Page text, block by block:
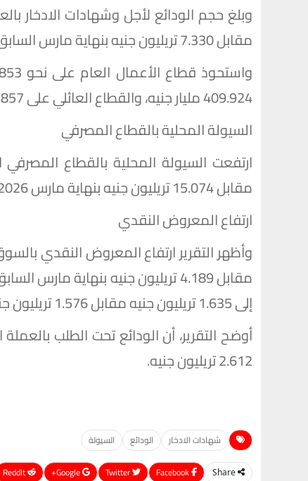
مقابل 7.330 تريليون جنيه بنهاية مارس السابق عليه.
409.924 مليار جنيه، والقطاع العائلي على 6.857 تريليون جنيه بنهاية أبريل الماضي.
السيولة المحلية بالقطاع المصرفي
مقابل 15.074 تريليون جنيه بنهاية مارس 2026، وفق تقرير صادر عن البنك المركزي المصري.
ارتفاع المعروض النقدي
مقابل 4.189 تريليون جنيه بنهاية
إلى 1.635 تريليون جنيه مقابل 1.576 تريليون جنيه.
2.612 تريليون جنيه.
شهادات الادخار الودائع السيولة
Share
Google+
ReddIt